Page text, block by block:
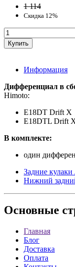
1 114
Скидка 12%
Информация
Дифференциал в
Himoto:
E18DT Drift X
E18DTL Drift
В комплекте:
один
Задние
Нижний
Основные
Главная
Блог
Доставка
Оплата